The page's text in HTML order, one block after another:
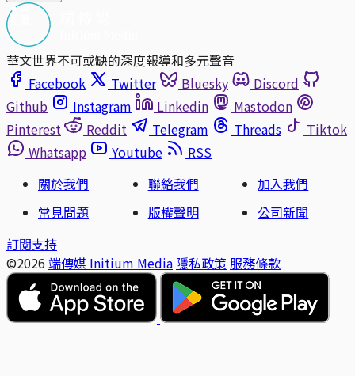
華文世界不可或缺的深度報導和多元聲音
Facebook
Twitter Bluesky
Discord
Github
Instagram Linkedin
Mastodon
Pinterest
Reddit Telegram Threads
Tiktok
Whatsapp
Youtube
RSS
關於我們
聯絡我們
加入我們
常見問題
版權聲明
公司新聞
訂閱支持
©2026 端傳媒 Initium Media 隱私政策 服務條款